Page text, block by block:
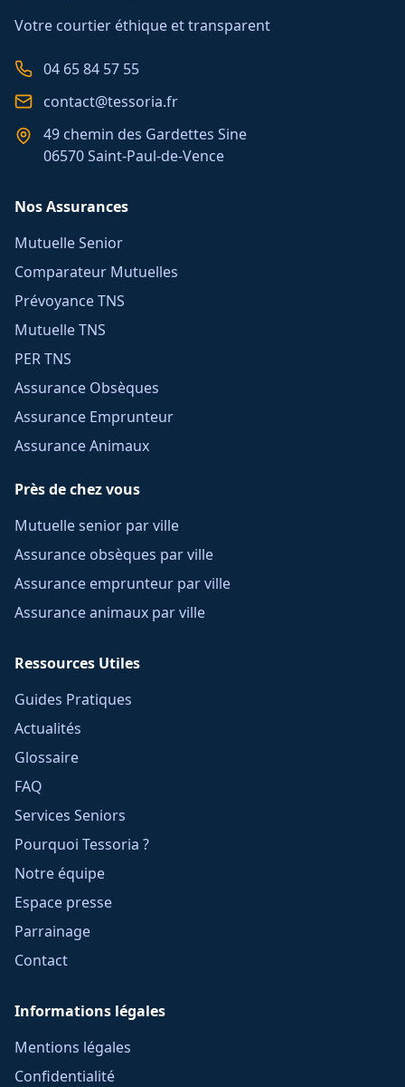
Votre courtier éthique et transparent
04 65 84 57 55
contact@tessoria.fr
49 chemin des Gardettes Sine
06570 Saint-Paul-de-Vence
Nos Assurances
Mutuelle Senior
Comparateur Mutuelles
Prévoyance TNS
Mutuelle TNS
PER TNS
Assurance Obsèques
Assurance Emprunteur
Assurance Animaux
Près de chez vous
Mutuelle senior par ville
Assurance obsèques par ville
Assurance emprunteur par ville
Assurance animaux par ville
Ressources Utiles
Guides Pratiques
Actualités
Glossaire
FAQ
Services Seniors
Pourquoi Tessoria ?
Notre équipe
Espace presse
Parrainage
Contact
Informations légales
Mentions légales
Confidentialité